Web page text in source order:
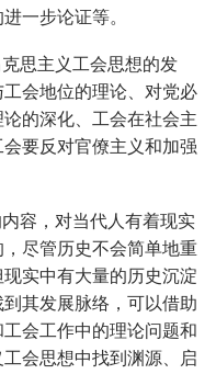
一步论证等。
思主义工会思想的发
会地位的理论、对党必
的深化、工会在社会主
要反对官僚主义和加强
容，对当代人有着现实
尽管历史不会简单地重
实中有大量的历史沉淀
其发展脉络，可以借助
会工作中的理论问题和
会思想中找到渊源、启